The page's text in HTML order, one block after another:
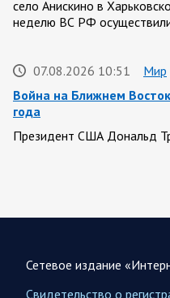
село Анискино в
неделю ВС РФ
07.08.2026 10:51
Мир
Война на Ближнем
года
Президент США Дональд
07.08.2026 09:56
объектам в 6 областях
Сетевое издание
Свидетельство о